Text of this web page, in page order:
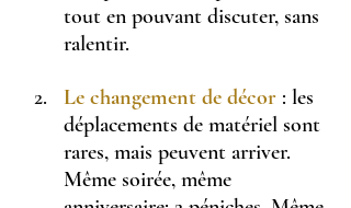
tout en pouvant discuter, sans
ralentir.
Le changement de décor : les
déplacements de matériel sont
rares, mais peuvent arriver.
Même soirée, même